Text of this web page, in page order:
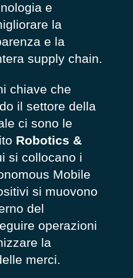
e
la
e la
supply chain.
chiave che
il settore della
ci sono le
Robotics &
si collocano i
Mobile
si muovono
del
operazioni
la
merci.